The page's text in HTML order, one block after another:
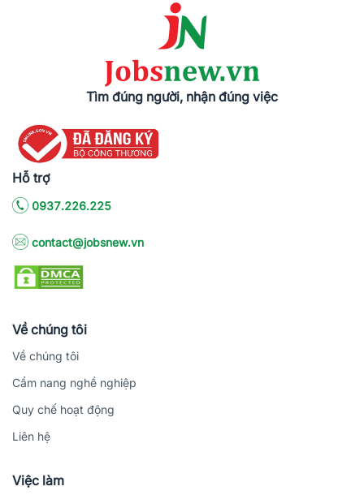
Tìm đúng người, nhận đúng việc
Hỗ trợ
0937.226.225
contact@jobsnew.vn
Về chúng tôi
Về chúng tôi
Cẩm nang nghề nghiệp
Quy chế hoạt động
Liên hệ
Việc làm